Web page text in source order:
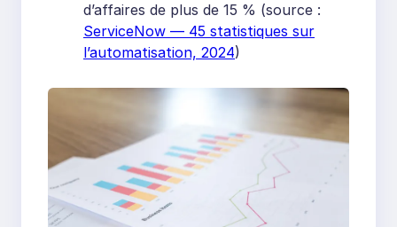
d’affaires de plus de 15 % (source :
ServiceNow — 45 statistiques sur
l’automatisation, 2024)